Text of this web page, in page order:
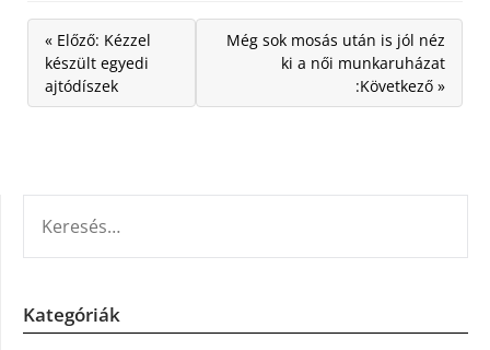
« Előző: Kézzel
készült egyedi
ajtódíszek
Még sok mosás után is jól néz
ki a női munkaruházat
:Következő »
Kategóriák